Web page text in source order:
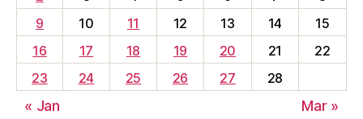
9
10 11 12 13 14
15
16
17 18 19 20 21
22
23
24 25 26 27 28
« Jan Mar »